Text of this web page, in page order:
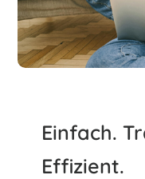
Einfach.
Effizient.